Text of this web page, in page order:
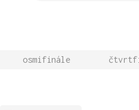
osmifinále